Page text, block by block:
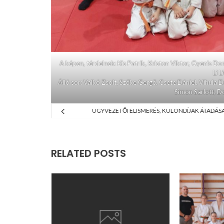
A képen, térdelnek: Kis Patrik, Kriston Viktor, Gyenis
Li
Álló sor: Valkó Zsolt, Szőke Gergő, Csete Dániel, Vihula
Simon Sarlott,
ÜGYVEZETŐI ELISMERÉS, KÜLÖNDÍJAK
RELATED POSTS